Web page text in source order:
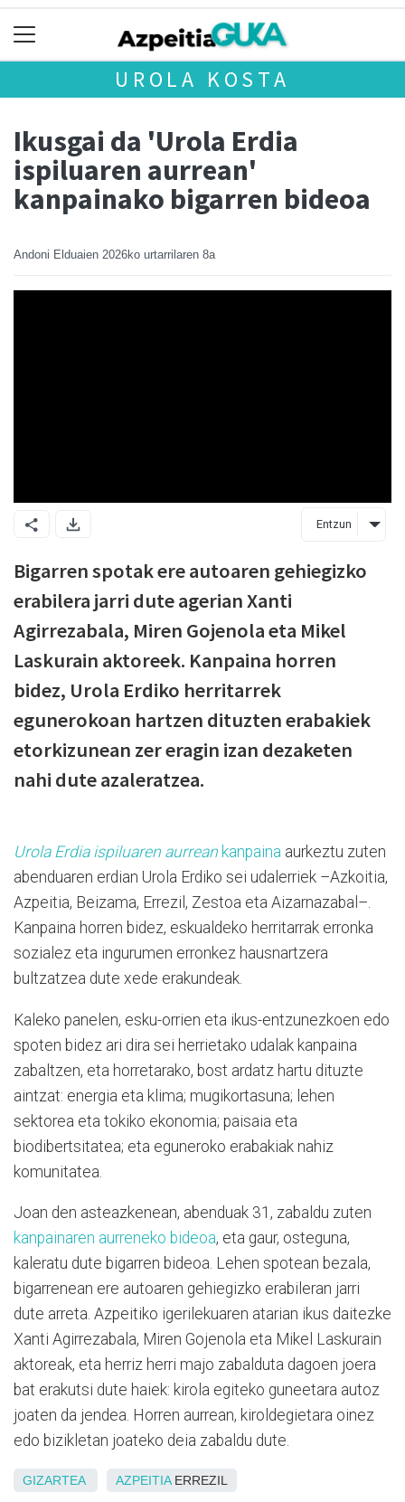
UROLA KOSTA
Ikusgai da 'Urola Erdia
ispiluaren aurrean'
kanpainako bigarren bideoa
Andoni Elduaien 2026ko urtarrilaren 8a
Entzun
Bigarren spotak ere autoaren gehiegizko
erabilera jarri dute agerian Xanti
Agirrezabala, Miren Gojenola eta Mikel
Laskurain aktoreek. Kanpaina horren
bidez, Urola Erdiko herritarrek
egunerokoan hartzen dituzten erabakiek
etorkizunean zer eragin izan dezaketen
nahi dute azaleratzea.
Urola Erdia ispiluaren aurrean kanpaina aurkeztu zuten
abenduaren erdian Urola Erdiko sei udalerriek –Azkoitia,
Azpeitia, Beizama, Errezil, Zestoa eta Aizarnazabal–.
Kanpaina horren bidez, eskualdeko herritarrak erronka
sozialez eta ingurumen erronkez hausnartzera
bultzatzea dute xede erakundeak.
Kaleko panelen, esku-orrien eta ikus-entzunezkoen edo
spoten bidez ari dira sei herrietako udalak kanpaina
zabaltzen, eta horretarako, bost ardatz hartu dituzte
aintzat: energia eta klima; mugikortasuna; lehen
sektorea eta tokiko ekonomia; paisaia eta
biodibertsitatea; eta eguneroko erabakiak nahiz
komunitatea.
Joan den asteazkenean, abenduak 31, zabaldu zuten
kanpainaren aurreneko bideoa, eta gaur, osteguna,
kaleratu dute bigarren bideoa. Lehen spotean bezala,
bigarrenean ere autoaren gehiegizko erabileran jarri
dute arreta. Azpeitiko igerilekuaren atarian ikus daitezke
Xanti Agirrezabala, Miren Gojenola eta Mikel Laskurain
aktoreak, eta herriz herri majo zabalduta dagoen joera
bat erakutsi dute haiek: kirola egiteko guneetara autoz
joaten da jendea. Horren aurrean, kiroldegietara oinez
edo bizikletan joateko deia zabaldu dute.
GIZARTEA AZPEITIAERREZIL